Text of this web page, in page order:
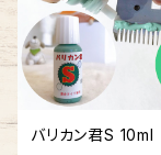
バリカン君S 10ml